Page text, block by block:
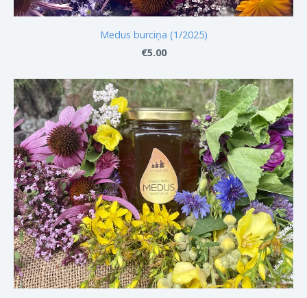
Medus burciņa (1/2025)
€5.00